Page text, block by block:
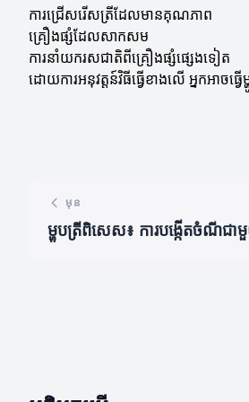
ការជ្រើសរើសត្រីដែលមានគុណភាព
គ្រឿងផ្សំដែលសាកសម
ការនាំយករសជាតិពីគ្រឿងផ្សំផ្សេងទៀត
ដោយការអនុវត្តន៍វិធីធ្វើខាងលើ អ្នកអា
មុន
ម្ហូបត្រីពិសេស៖ ការបង្កើតចំណីជា